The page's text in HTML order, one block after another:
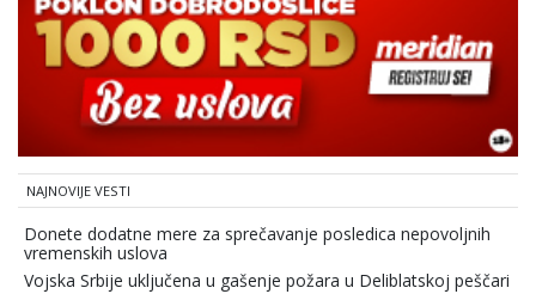
NAJNOVIJE VESTI
Donete dodatne mere za sprečavanje posledica nepovoljnih
vremenskih uslova
Vojska Srbije uključena u gašenje požara u Deliblatskoj peščari